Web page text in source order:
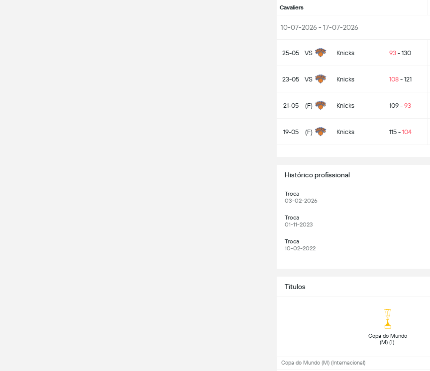
Cavaliers
10-07-2026 - 17-07-2026
25-05 VS Knicks 93 - 130
23-05 VS Knicks 108- 121
21-05 (F) Knicks 109 - 93
19-05 (F) Knicks 115- 104
Histórico profissional
Troca
03-02-2026
Troca
01-11-2023
Troca
10-02-2022
Titulos
Copa do Mundo
Copa do Mundo (M) (Internacional)